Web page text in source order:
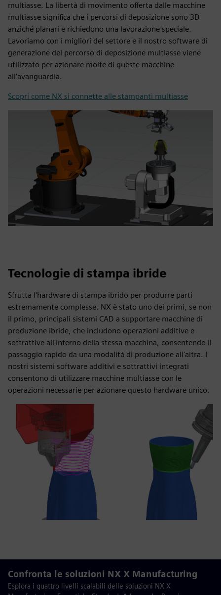
multiasse. La libertà di movimento offerta dalle macchine
multiasse significa che i percorsi di deposizione sono 3D
anziché planari e richiedono una lavorazione speciale.
Lavoriamo con i migliori del settore e il nostro software di
generazione del percorso di deposizione multiasse viene
utilizzato per azionare molte di queste macchine
all'avanguardia.
Scopri come NX si connette alle stampanti multiasse
Tecnologie di stampa ibride
Sfrutta l'hardware di stampa ibrido per produrre parti
estremamente complesse. NX è stato uno dei primi, se non
il primo, principali sistemi CAD a supportare macchine di
produzione ibride, che includono operazioni additive e
sottrattive all'interno della stessa macchina, consentendo il
passaggio rapido da una modalità di produzione all'altra. I
nostri sistemi software additivi e sottrattivi integrati
consentono di utilizzare macchine multiasse con le
operazioni necessarie per azionare questo hardware unico.
Confronta le soluzioni NX X Manufacturing
Esplora i quattro livelli scalabili delle soluzioni NX X